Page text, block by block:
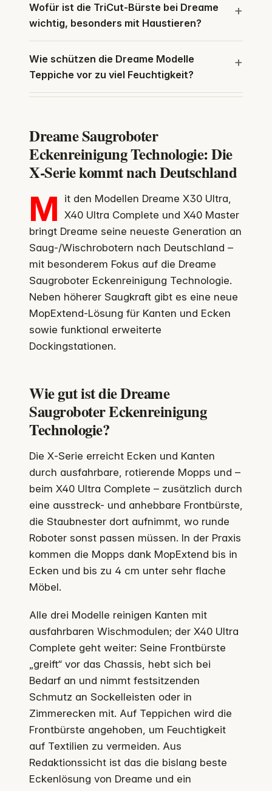
Wofür ist die TriCut-Bürste bei Dreame
wichtig, besonders mit Haustieren?
Wie schützen die Dreame Modelle
Teppiche vor zu viel Feuchtigkeit?
Dreame Saugroboter
Eckenreinigung Technologie: Die
X‑Serie kommt nach Deutschland
M
it den Modellen Dreame X30 Ultra,
X40 Ultra Complete und X40 Master
bringt Dreame seine neueste Generation an
Saug‑/Wischrobotern nach Deutschland –
mit besonderem Fokus auf die Dreame
Saugroboter Eckenreinigung Technologie.
Neben höherer Saugkraft gibt es eine neue
MopExtend-Lösung für Kanten und Ecken
sowie funktional erweiterte
Dockingstationen.
Wie gut ist die Dreame
Saugroboter Eckenreinigung
Technologie?
Die X‑Serie erreicht Ecken und Kanten
durch ausfahrbare, rotierende Mopps und –
beim X40 Ultra Complete – zusätzlich durch
eine ausstreck- und anhebbare Frontbürste,
die Staubnester dort aufnimmt, wo runde
Roboter sonst passen müssen. In der Praxis
kommen die Mopps dank MopExtend bis in
Ecken und bis zu 4 cm unter sehr flache
Möbel.
Alle drei Modelle reinigen Kanten mit
ausfahrbaren Wischmodulen; der X40 Ultra
Complete geht weiter: Seine Frontbürste
„greift“ vor das Chassis, hebt sich bei
Bedarf an und nimmt festsitzenden
Schmutz an Sockelleisten oder in
Zimmerecken mit. Auf Teppichen wird die
Frontbürste angehoben, um Feuchtigkeit
auf Textilien zu vermeiden. Aus
Redaktionssicht ist das die bislang beste
Eckenlösung von Dreame und ein